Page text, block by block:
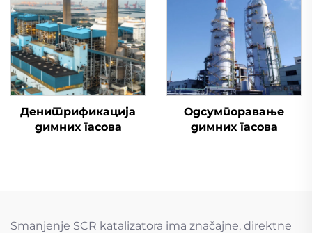
Денитрификација
димних гасова
Одсумпоравање
димних гасова
Smanjenje SCR katalizatora ima značajne, direktne